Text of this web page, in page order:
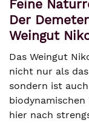
Feine
Der
Weingut
Das Weingut
nicht nur als
sondern ist
hier nach